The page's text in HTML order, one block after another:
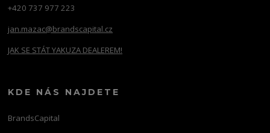
+420 737 977 223
jan.mazac@brandscapital.cz
JAK SE STÁT YAKUZA DEALEREM!
KDE NÁS NAJDETE
BrandsCapital